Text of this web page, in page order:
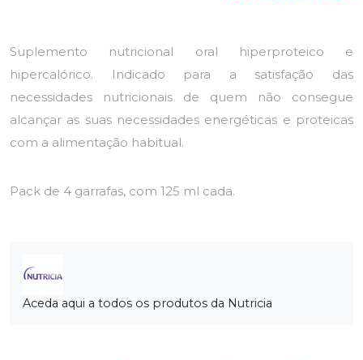
Suplemento nutricional oral hiperproteico e
hipercalórico. Indicado para a satisfação das
necessidades nutricionais de quem não consegue
alcançar as suas necessidades energéticas e proteicas
com a alimentação habitual.
Pack de 4 garrafas, com 125 ml cada.
Aceda aqui a todos os produtos da Nutricia